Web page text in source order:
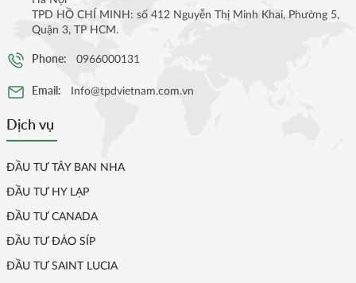
TPD HỒ CHÍ MINH: số 412 Nguyễn Thị Minh Khai, Phường 5,
Quận 3, TP HCM.
Phone: 0966000131
Email: Info@tpdvietnam.com.vn
Dịch vụ
ĐẦU TƯ TÂY BAN NHA
ĐẦU TƯ HY LẠP
ĐẦU TƯ CANADA
ĐẦU TƯ ĐẢO SÍP
ĐẦU TƯ SAINT LUCIA